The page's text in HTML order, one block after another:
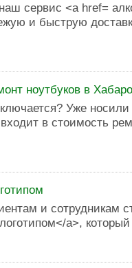
сервис <a href=
и быструю
ноутбуков в
Уже
входит в стоимость
и сотрудникам
a>,